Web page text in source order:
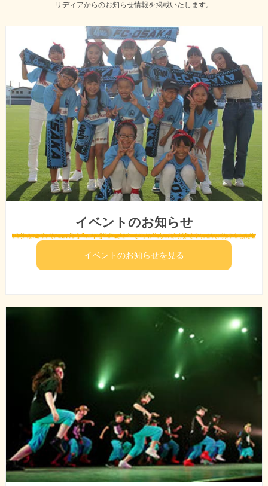
リディアからのお知らせ情報を掲載いたします。
イベントのお知らせ
イベントのお知らせを見る